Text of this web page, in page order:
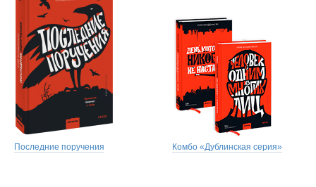
Последние поручения Комбо «Дублинская серия»